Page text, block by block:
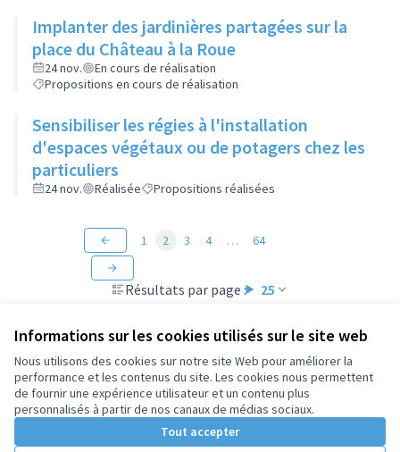
Informations sur les cookies utilisés sur le site web
Nous utilisons des cookies sur notre site Web pour améliorer la
performance et les contenus du site. Les cookies nous permettent
de fournir une expérience utilisateur et un contenu plus
personnalisés à partir de nos canaux de médias sociaux.
Tout accepter
Implanter des jardinières partagées sur la
place du Château à la Roue
24 nov.
En cours de réalisation
Propositions en cours de réalisation
Sensibiliser les régies à l'installation
d'espaces végétaux ou de potagers chez les
particuliers
24 nov. Réalisée Propositions réalisées
Résultats par page : 25
1 2 3 4 … 64
Conditions d'utilisation
Paramètres des cookies